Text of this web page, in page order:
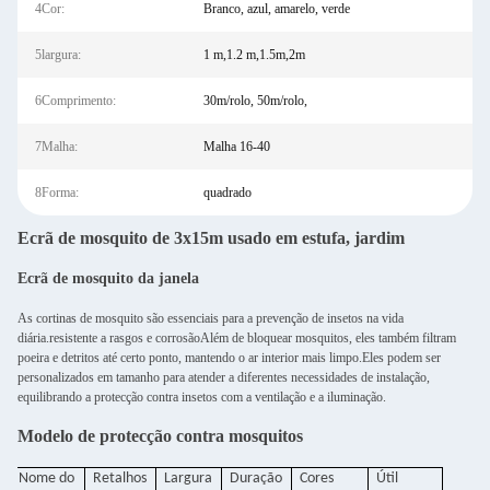
4Cor: Branco, azul, amarelo, verde
5largura: 1 m,1.2 m,1.5m,2m
6Comprimento: 30m/rolo, 50m/rolo,
7Malha: Malha 16-40
8Forma: quadrado
Ecrã de mosquito de 3x15m usado em estufa, jardim
Ecrã de mosquito da janela
As cortinas de mosquito são essenciais para a prevenção de insetos na vida
diária.resistente a rasgos e corrosãoAlém de bloquear mosquitos, eles também filtram
poeira e detritos até certo ponto, mantendo o ar interior mais limpo.Eles podem ser
personalizados em tamanho para atender a diferentes necessidades de instalação,
equilibrando a protecção contra insetos com a ventilação e a iluminação.
Modelo de protecção contra mosquitos
Nome do
Retalhos Largura Duração Cores Útil